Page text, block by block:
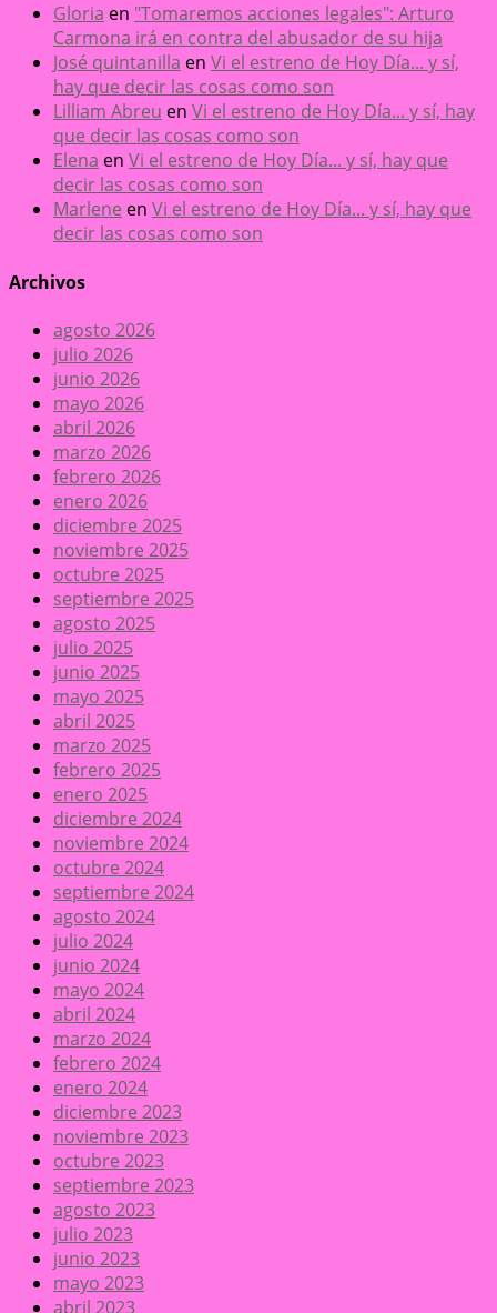
Gloria en "Tomaremos acciones legales": Arturo
Carmona irá en contra del abusador de su hija
José quintanilla en Vi el estreno de Hoy Día... y sí,
hay que decir las cosas como son
Lilliam Abreu en Vi el estreno de Hoy Día... y sí, hay
que decir las cosas como son
Elena en Vi el estreno de Hoy Día... y sí, hay que
decir las cosas como son
Marlene en Vi el estreno de Hoy Día... y sí, hay que
decir las cosas como son
Archivos
agosto 2026
julio 2026
junio 2026
mayo 2026
abril 2026
marzo 2026
febrero 2026
enero 2026
diciembre 2025
noviembre 2025
octubre 2025
septiembre 2025
agosto 2025
julio 2025
junio 2025
mayo 2025
abril 2025
marzo 2025
febrero 2025
enero 2025
diciembre 2024
noviembre 2024
octubre 2024
septiembre 2024
agosto 2024
julio 2024
junio 2024
mayo 2024
abril 2024
marzo 2024
febrero 2024
enero 2024
diciembre 2023
noviembre 2023
octubre 2023
septiembre 2023
agosto 2023
julio 2023
junio 2023
mayo 2023
abril 2023